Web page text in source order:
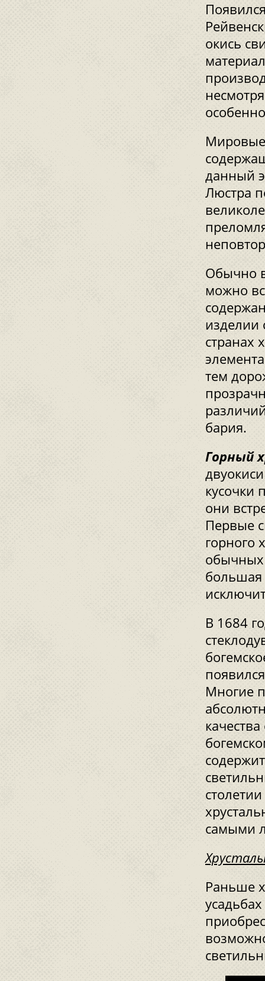
окись
Мировые
данный
Люстра
Обычно
можно
изделии
странах
тем
бария.
Горный
кусочки
они
Первые
горного
обычных
большая
В 1684
Многие
самыми
Раньше